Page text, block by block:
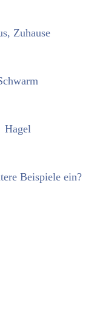
Zuhause
Hagel
Beispiele ein?